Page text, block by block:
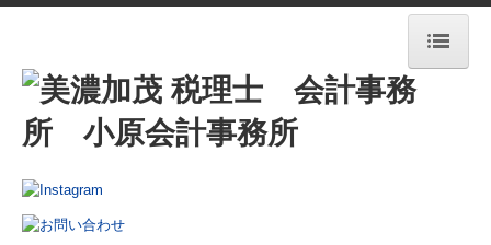
HOME
OCMが選ばれる理由
事務所ブログ